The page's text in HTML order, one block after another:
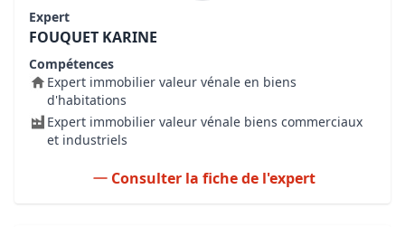
Expert
FOUQUET KARINE
Compétences
Expert immobilier valeur vénale en biens
d'habitations
Expert immobilier valeur vénale biens commerciaux
et industriels
Consulter la fiche de l'expert